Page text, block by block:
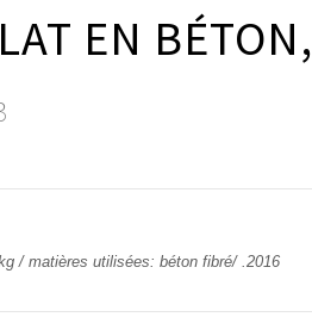
EN
/ matières utilisées: béton fibré/ .2016